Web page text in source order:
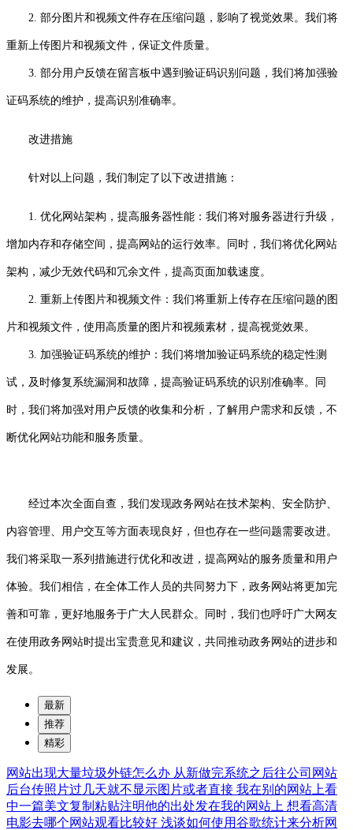
2. 部分图片和视频文件存在压缩问题，影响了视觉效果。我们将
重新上传图片和视频文件，保证文件质量。
3. 部分用户反馈在留言板中遇到验证码识别问题，我们将加强验
证码系统的维护，提高识别准确率。
改进措施
针对以上问题，我们制定了以下改进措施：
1. 优化网站架构，提高服务器性能：我们将对服务器进行升级，
增加内存和存储空间，提高网站的运行效率。同时，我们将优化网站
架构，减少无效代码和冗余文件，提高页面加载速度。
2. 重新上传图片和视频文件：我们将重新上传存在压缩问题的图
片和视频文件，使用高质量的图片和视频素材，提高视觉效果。
3. 加强验证码系统的维护：我们将增加验证码系统的稳定性测
试，及时修复系统漏洞和故障，提高验证码系统的识别准确率。同
时，我们将加强对用户反馈的收集和分析，了解用户需求和反馈，不
断优化网站功能和服务质量。
经过本次全面自查，我们发现政务网站在技术架构、安全防护、
内容管理、用户交互等方面表现良好，但也存在一些问题需要改进。
我们将采取一系列措施进行优化和改进，提高网站的服务质量和用户
体验。我们相信，在全体工作人员的共同努力下，政务网站将更加完
善和可靠，更好地服务于广大人民群众。同时，我们也呼吁广大网友
在使用政务网站时提出宝贵意见和建议，共同推动政务网站的进步和
发展。
最新
推荐
精彩
网站出现大量垃圾外链怎么办 从新做完系统之后往公司网站
后台传照片过几天就不显示图片或者直接 我在别的网站上看
中一篇美文复制粘贴注明他的出处发在我的网站上 想看高清
电影去哪个网站观看比较好 浅谈如何使用谷歌统计来分析网